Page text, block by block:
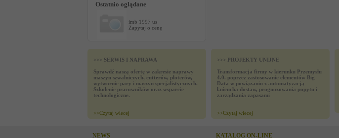
Ostatnio oglądane
imb 1997 us
Zapytaj o cenę
>>> SERWIS I NAPRAWA
Sprawdź naszą ofertę w zakresie naprawy
maszyn szwalniczych, cutterów, ploterów,
wytwornic pary i maszyn specjalistycznych.
Szkolenie pracowników oraz wsparcie
technologiczne.
>>Czytaj wiecej
>>> PROJEKTY UNIJNE
Transformacja firmy w kierunku Przemysłu
4.0. poprzez zastosowanie elementów Big
Data w powiązaniu z automatyzacją
łańcucha dostaw, prognozowania popytu i
zarządzania zapasami
>>Czytaj wiecej
NEWS KATALOG ON-LINE